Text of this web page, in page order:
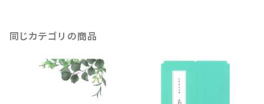
同じカテゴリの商品